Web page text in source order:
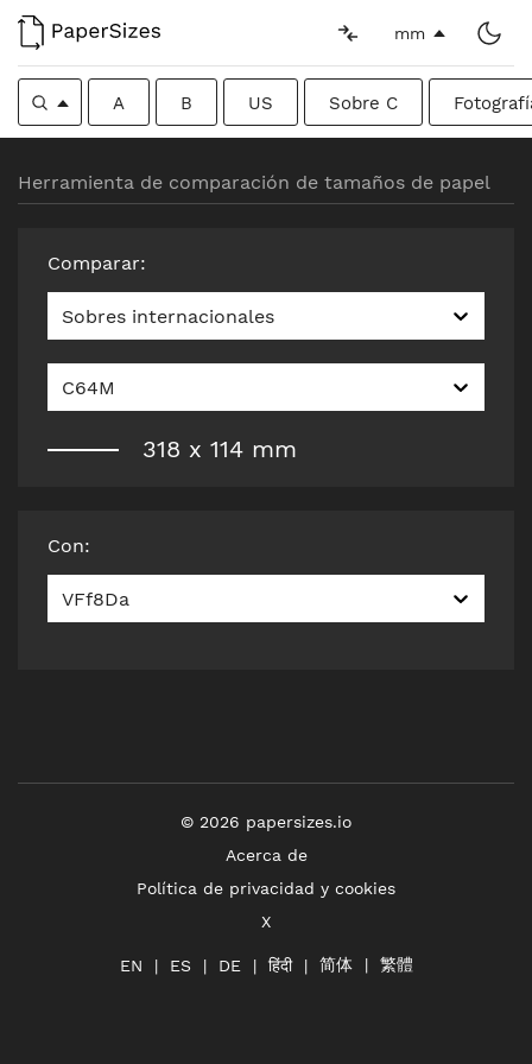
mm
A B US Sobre C
Herramienta de comparación de tamaños de papel
Comparar:
Sobres internacionales
C64M
318 x 114 mm
Con:
VFf8Da
© 2026 papersizes.io
Acerca de
Política de privacidad y cookies
X
EN ES DE हिंदी 简体 繁體